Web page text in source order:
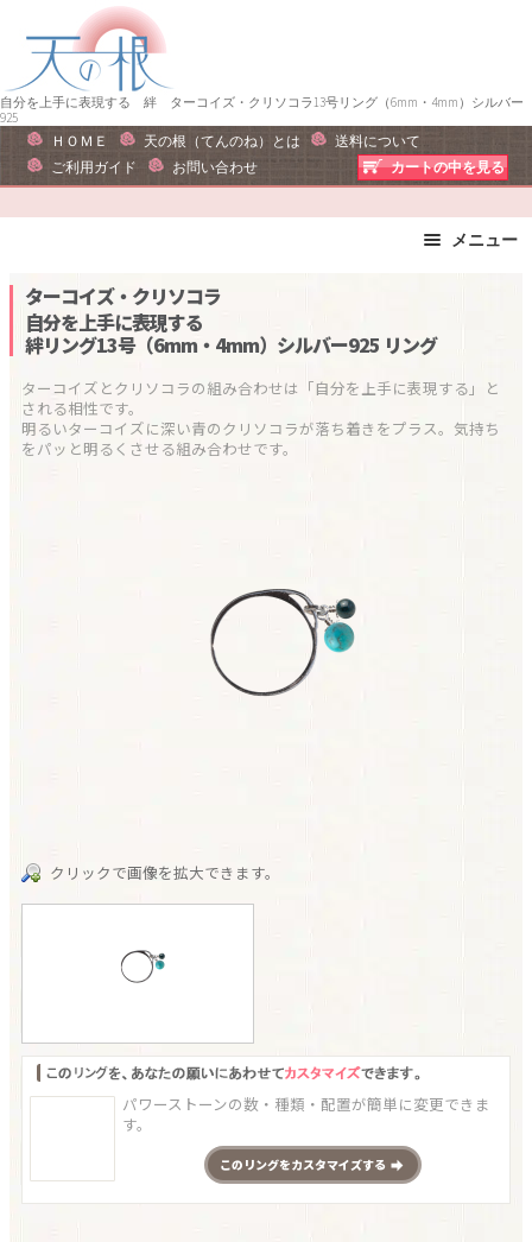
ー
シ
ン
へ
キ
ン
ツ
ス
キ
プ
自分を上手に表現する 絆 ターコイズ・クリソコラ13号リング（6mm・4mm）シルバー
925
ＨＯＭＥ 天の根（てんのね）とは
送料について
ご利用ガイド
お問い合わせ カートの中を見る
メニュー
ピアス・イヤリング
リング
運勢で選ぶ
誕生石で選ぶ
色で選ぶ
干支石で選ぶ
星座石で選ぶ
石の名前で選ぶ
パワーストーン一覧
ターコイズ・クリソコラ
自分を上手に表現する
絆リング13号（6mm・4mm）シルバー925 リング
ターコイズとクリソコラの組み合わせは「自分を上手に表現する」と
される相性です。
明るいターコイズに深い青のクリソコラが落ち着きをプラス。気持ち
をパッと明るくさせる組み合わせです。
クリックで画像を拡大できます。
パワーストーンの数・種類・配置が簡単に変更できま
す。
この リングをカスタマイズする